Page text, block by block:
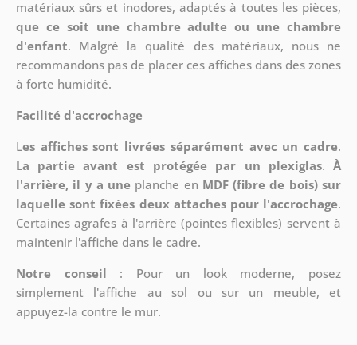
matériaux sûrs et inodores, adaptés à toutes les pièces,
que ce soit une chambre adulte ou une chambre
d'enfant. Malgré la qualité des matériaux, nous ne
recommandons pas de placer ces affiches dans des zones
à forte humidité.
Facilité d'accrochage
Les affiches sont livrées séparément avec un cadre.
La partie avant est protégée par un plexiglas.À
l'arrière, il y a une planche en MDF (fibre de bois) sur
laquelle sont fixées deux attaches pour l'accrochage.
Certaines agrafes à l'arrière (pointes flexibles) servent à
maintenir l'affiche dans le cadre.
Notre conseil : Pour un look moderne, posez
simplement l'affiche au sol ou sur un meuble, et
appuyez-la contre le mur.